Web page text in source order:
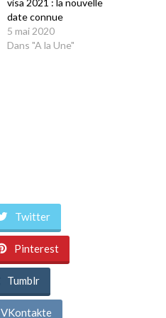
visa 2021 : la nouvelle
date connue
5 mai 2020
Dans "A la Une"
Twitter
Pinterest
Tumblr
VKontakte